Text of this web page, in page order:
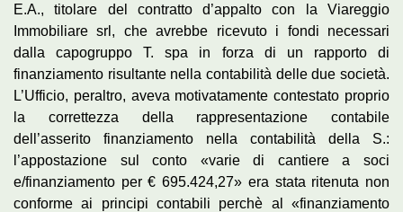
E.A., titolare del contratto d’appalto con la Viareggio
Immobiliare srl, che avrebbe ricevuto i fondi necessari
dalla capogruppo T. spa in forza di un rapporto di
finanziamento risultante nella contabilità delle due società.
L’Ufficio, peraltro, aveva motivatamente contestato proprio
la correttezza della rappresentazione contabile
dell’asserito finanziamento nella contabilità della S.:
l’appostazione sul conto «varie di cantiere a soci
e/finanziamento per € 695.424,27» era stata ritenuta non
conforme ai principi contabili perchè al «finanziamento